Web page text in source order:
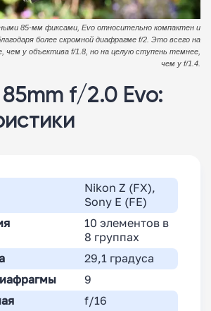
85-мм фиксами, Evo относительно компактен и
более скромной диафрагме f/2. Это всего на
у объектива f/1.8, но на целую ступень темнее,
чем у f/1.4.
f/2.0 Evo:
Nikon Z (FX),
Sony E (FE)
10 элементов в
8 группах
29,1 градуса
9
f/16